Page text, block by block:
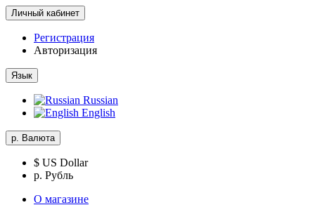
Личный кабинет
Регистрация
Авторизация
Язык
Russian
English
р. Валюта
$ US Dollar
р. Рубль
О магазине